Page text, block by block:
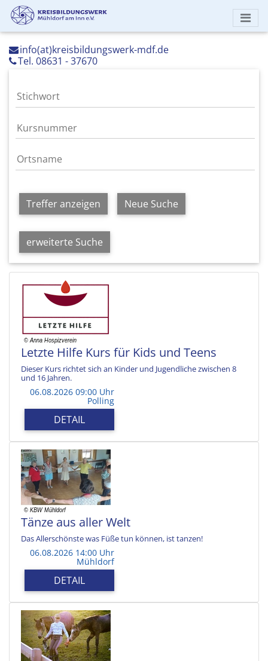
info(at)kreisbildungswerk-mdf.de
Tel. 08631 - 37670
Treffer anzeigen Neue Suche
erweiterte Suche
Letzte Hilfe Kurs für Kids und Teens
Dieser Kurs richtet sich an Kinder und Jugendliche zwischen 8
und 16 Jahren.
06.08.2026 09:00 Uhr
Polling
DETAIL
Tänze aus aller Welt
Das Allerschönste was Füße tun können, ist tanzen!
06.08.2026 14:00 Uhr
Mühldorf
DETAIL